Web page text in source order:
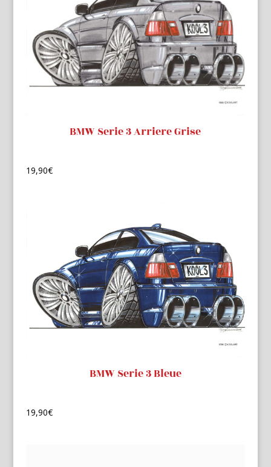
BMW Serie 3 Arriere Grise
19,90€
BMW Serie 3 Bleue
19,90€